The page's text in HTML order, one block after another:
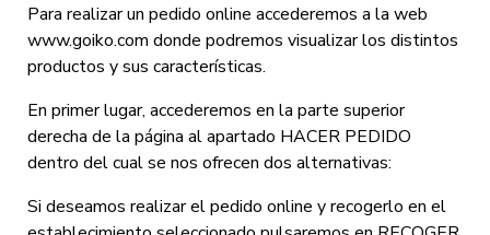
Para realizar un pedido online accederemos a la web
www.goiko.com donde podremos visualizar los distintos
productos y sus características.
En primer lugar, accederemos en la parte superior
derecha de la página al apartado HACER PEDIDO
dentro del cual se nos ofrecen dos alternativas:
Si deseamos realizar el pedido online y recogerlo en el